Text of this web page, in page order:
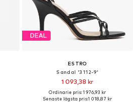
DEAL
ESTRO
Sandal '3112-9'
1 093,38 kr
Ordinarie pris: 1 976,93 kr
Senaste lägsta pris:1 018,87 kr